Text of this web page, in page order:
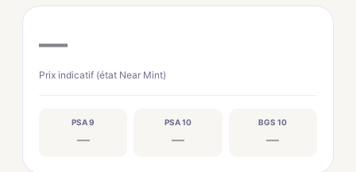
—
Prix indicatif (état Near Mint)
PSA 9
—
PSA 10
—
BGS 10
—